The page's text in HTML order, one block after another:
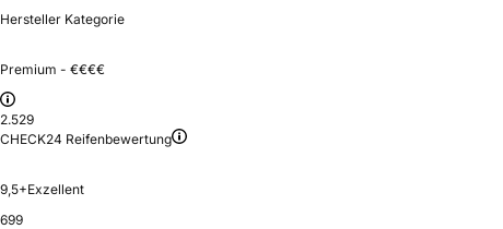
Hersteller Kategorie
Premium - €€€€
2.529
CHECK24 Reifenbewertung
9,5+Exzellent
699